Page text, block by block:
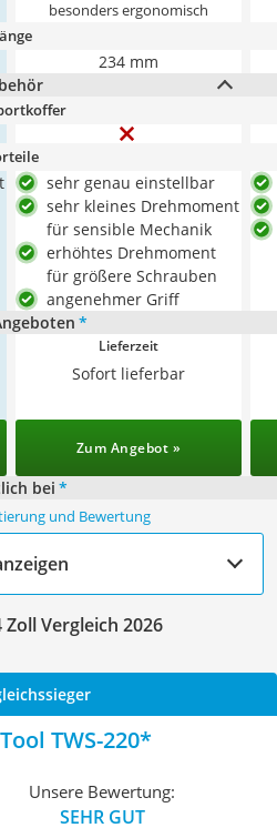
besonders ergonomisch
234 mm
sehr genau einstellbar
sehr kleines Drehmoment
für sensible Mechanik
erhöhtes Drehmoment
für größere Schrauben
angenehmer Griff
*
Lieferzeit
Sofort lieferbar
Zum Angebot »
bei *
und Bewertung
Vergleich 2026
TWS-220
Unsere Bewertung:
SEHR GUT